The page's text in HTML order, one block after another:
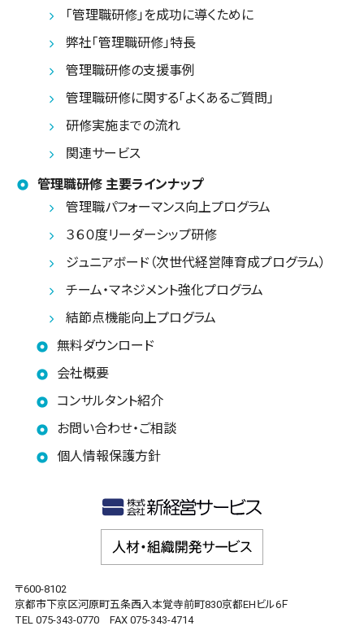
「管理職研修」を成功に導くために
弊社「管理職研修」特長
管理職研修の支援事例
管理職研修に関する「よくあるご質問」
研修実施までの流れ
関連サービス
管理職研修 主要ラインナップ
管理職パフォーマンス向上プログラム
３６０度リーダーシップ研修
ジュニアボード（次世代経営陣育成プログラム）
チーム・マネジメント強化プログラム
結節点機能向上プログラム
無料ダウンロード
会社概要
コンサルタント紹介
お問い合わせ・ご相談
個人情報保護方針
〒600-8102
京都市下京区河原町五条西入本覚寺前町830京都EHビル6Ｆ
TEL 075-343-0770 FAX 075-343-4714